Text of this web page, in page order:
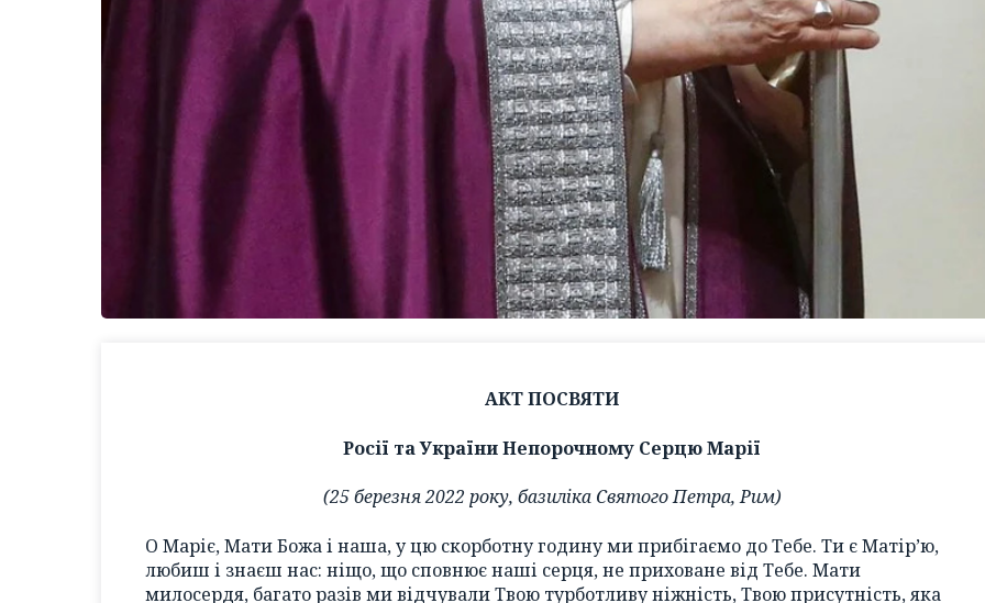
АКТ ПОСВЯТИ
Росії та України Непорочному Серцю Марії
(25 березня 2022 року, базиліка Святого Петра, Рим)
О Маріє, Мати Божа і наша, у цю скорботну годину ми прибігаємо до Тебе. Ти є Матір’ю,
любиш і знаєш нас: ніщо, що сповнює наші серця, не приховане від Тебе. Мати
милосердя, багато разів ми відчували Твою турботливу ніжність, Твою присутність, яка